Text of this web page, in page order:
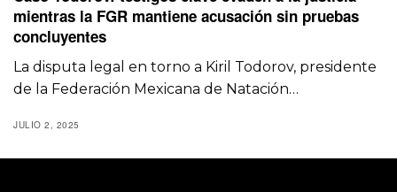
mientras la FGR mantiene acusación sin pruebas
concluyentes
La disputa legal en torno a Kiril Todorov, presidente
de la Federación Mexicana de Natación…
JULIO 2, 2025